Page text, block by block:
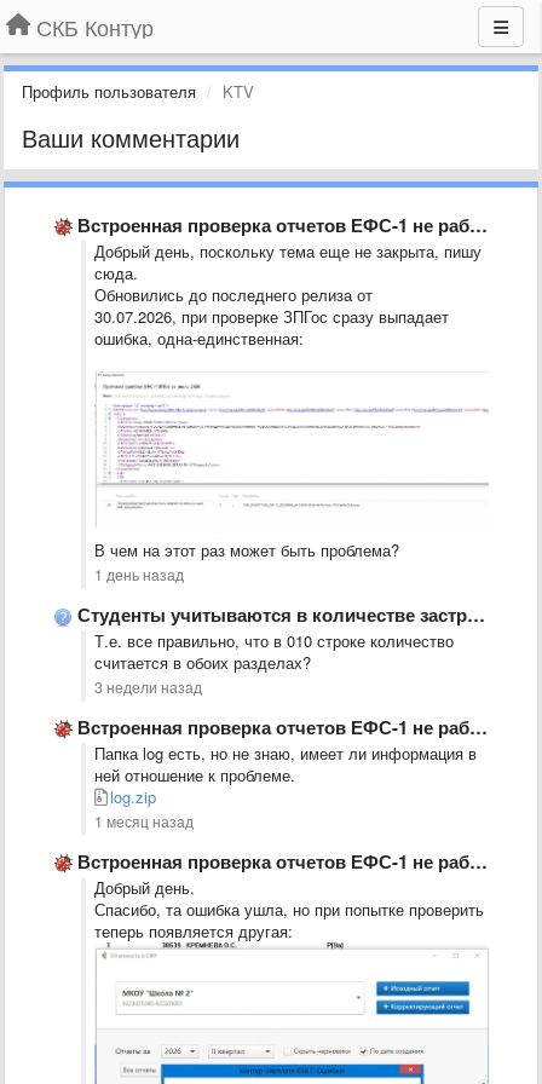
СКБ Контур
Профиль пользователя KTV
Ваши комментарии
Встроенная проверка отчетов ЕФС-1 не работает, выдает ошибку
Добрый день, поскольку тема еще не закрыта, пишу
сюда.
Обновились до последнего релиза от
30.07.2026, при проверке ЗПГос сразу выпадает
ошибка, одна-единственная:
В чем на этот раз может быть проблема?
1 день назад
Студенты учитываются в количестве застрахованных в РСВ и в тарифе …
Т.е. все правильно, что в 010 строке количество
считается в обоих разделах?
3 недели назад
Встроенная проверка отчетов ЕФС-1 не работает, выдает ошибку
Папка log есть, но не знаю, имеет ли информация в
ней отношение к проблеме.
log.zip
1 месяц назад
Встроенная проверка отчетов ЕФС-1 не работает, выдает ошибку
Добрый день.
Спасибо, та ошибка ушла, но при попытке проверить
теперь появляется другая: